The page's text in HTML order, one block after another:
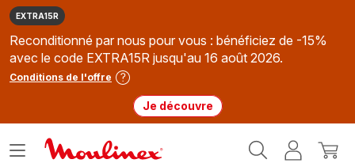
EXTRA15R
Reconditionné par nous pour vous : bénéficiez de -15%
avec le code EXTRA15R jusqu'au 16 août 2026.
Conditions de l'offre
Je découvre
MonMon
Ouvrir